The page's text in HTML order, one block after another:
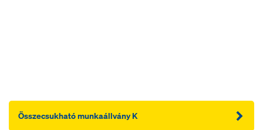
Összecsukható munkaállvány K